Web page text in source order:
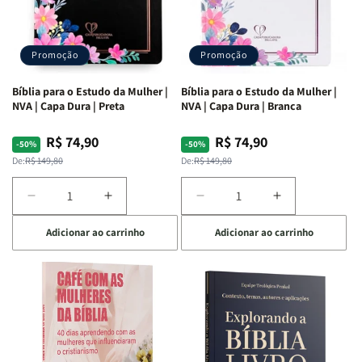
Promoção
Bíblia para o Estudo da Mulher |
NVA | Capa Dura | Preta
-50%
Preço
normal
De:R$ 149,80
Preço
promocional
R$ 74,90
Diminuir
a
quantidade
de
Bíblia
para
Estudo
da
Mulher
Aumentar
a
quantidade
de
Bíblia
para
o
Estudo
da
Mulher
Adicionar ao carrinho
Promoção
Bíblia para o Estudo da Mulher |
NVA | Capa Dura | Branca
-50%
Preço
normal
De:R$ 149,80
Preço
promocional
R$ 74,90
Diminuir
a
quantidade
de
Bíblia
o
Estudo
da
Mulher
Aumentar
a
quantidade
de
Bíblia
para
o
Estudo
Mulher
Adicionar ao carrinho